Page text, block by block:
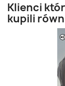
Klienci
kupili